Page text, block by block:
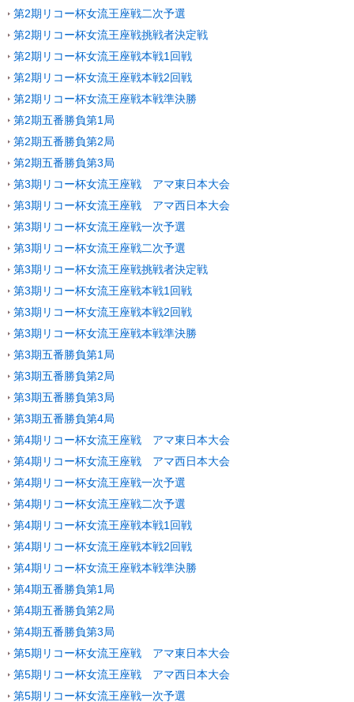
第2期リコー杯女流王座戦二次予選
第2期リコー杯女流王座戦挑戦者決定戦
第2期リコー杯女流王座戦本戦1回戦
第2期リコー杯女流王座戦本戦2回戦
第2期リコー杯女流王座戦本戦準決勝
第2期五番勝負第1局
第2期五番勝負第2局
第2期五番勝負第3局
第3期リコー杯女流王座戦 アマ東日本大会
第3期リコー杯女流王座戦 アマ西日本大会
第3期リコー杯女流王座戦一次予選
第3期リコー杯女流王座戦二次予選
第3期リコー杯女流王座戦挑戦者決定戦
第3期リコー杯女流王座戦本戦1回戦
第3期リコー杯女流王座戦本戦2回戦
第3期リコー杯女流王座戦本戦準決勝
第3期五番勝負第1局
第3期五番勝負第2局
第3期五番勝負第3局
第3期五番勝負第4局
第4期リコー杯女流王座戦 アマ東日本大会
第4期リコー杯女流王座戦 アマ西日本大会
第4期リコー杯女流王座戦一次予選
第4期リコー杯女流王座戦二次予選
第4期リコー杯女流王座戦本戦1回戦
第4期リコー杯女流王座戦本戦2回戦
第4期リコー杯女流王座戦本戦準決勝
第4期五番勝負第1局
第4期五番勝負第2局
第4期五番勝負第3局
第5期リコー杯女流王座戦 アマ東日本大会
第5期リコー杯女流王座戦 アマ西日本大会
第5期リコー杯女流王座戦一次予選